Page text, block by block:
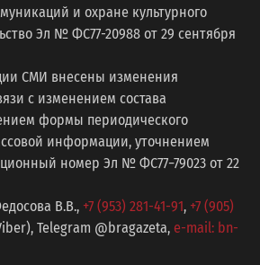
и охране культурного
Эл № ФС77-20988 от 29 сентября
СМИ внесены изменения
с изменением состава
формы периодического
информации, уточнением
номер Эл № ФС77−79023 от 22
В.В., +7 (953) 281-41-91, +7 (905)
Telegram @bragazeta, e-mail: bn-